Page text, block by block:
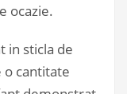
ocazie.
in sticla de
o cantitate